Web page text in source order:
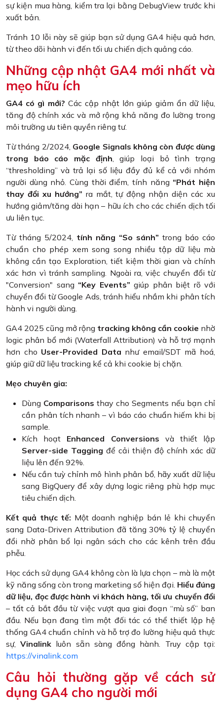
sự kiện mua hàng, kiểm tra lại bằng DebugView trước khi
xuất bản.
Tránh 10 lỗi này sẽ giúp bạn sử dụng GA4 hiệu quả hơn,
từ theo dõi hành vi đến tối ưu chiến dịch quảng cáo.
Những cập nhật GA4 mới nhất và
mẹo hữu ích
GA4 có gì mới? Các cập nhật lớn giúp giảm ẩn dữ liệu,
tăng độ chính xác và mở rộng khả năng đo lường trong
môi trường ưu tiên quyền riêng tư.
Từ tháng 2/2024, Google Signals không còn được dùng
trong báo cáo mặc định , giúp loại bỏ tình trạng
“thresholding” và trả lại số liệu đầy đủ kể cả với nhóm
người dùng nhỏ. Cùng thời điểm, tính năng “Phát hiện
thay đổi xu hướng” ra mắt, tự động nhận diện các xu
hướng giảm/tăng dài hạn – hữu ích cho các chiến dịch tối
ưu liên tục.
Từ tháng 5/2024, tính năng “So sánh” trong báo cáo
chuẩn cho phép xem song song nhiều tập dữ liệu mà
không cần tạo Exploration, tiết kiệm thời gian và chính
xác hơn vì tránh sampling. Ngoài ra, việc chuyển đổi từ
"Conversion" sang “Key Events” giúp phân biệt rõ với
chuyển đổi từ Google Ads, tránh hiểu nhầm khi phân tích
hành vi người dùng.
GA4 2025 cũng mở rộng tracking không cần cookie nhờ
logic phân bổ mới (Waterfall Attribution) và hỗ trợ mạnh
hơn cho User-Provided Data như email/SDT mã hoá,
giúp giữ dữ liệu tracking kể cả khi cookie bị chặn.
Mẹo chuyên gia:
Dùng Comparisons thay cho Segments nếu bạn chỉ
cần phân tích nhanh – vì báo cáo chuẩn hiếm khi bị
sample.
Kích hoạt Enhanced Conversions và thiết lập
Server-side Tagging để cải thiện độ chính xác dữ
liệu lên đến 92%.
Nếu cần tuỳ chỉnh mô hình phân bổ, hãy xuất dữ liệu
sang BigQuery để xây dựng logic riêng phù hợp mục
tiêu chiến dịch.
Kết quả thực tế: Một doanh nghiệp bán lẻ khi chuyển
sang Data-Driven Attribution đã tăng 30% tỷ lệ chuyển
đổi nhờ phân bổ lại ngân sách cho các kênh trên đầu
phễu.
Học cách sử dụng GA4 không còn là lựa chọn – mà là một
kỹ năng sống còn trong marketing số hiện đại. Hiểu đúng
dữ liệu, đọc được hành vi khách hàng, tối ưu chuyển đổi
– tất cả bắt đầu từ việc vượt qua giai đoạn “mù số” ban
đầu. Nếu bạn đang tìm một đối tác có thể thiết lập hệ
thống GA4 chuẩn chỉnh và hỗ trợ đo lường hiệu quả thực
sự,Vinalink luôn sẵn sàng đồng hành. Truy cập tại:
https://vinalink.com
Câu hỏi thường gặp về cách sử
dụng GA4 cho người mới